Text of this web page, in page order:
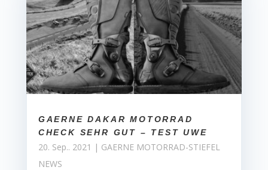
GAERNE DAKAR MOTORRAD
CHECK SEHR GUT – TEST UWE
20. Sep.. 2021 | GAERNE MOTORRAD-STIEFEL
NEWS